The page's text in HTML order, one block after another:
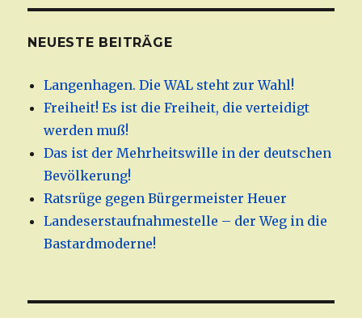
NEUESTE BEITRÄGE
Langenhagen. Die WAL steht zur Wahl!
Freiheit! Es ist die Freiheit, die verteidigt
werden muß!
Das ist der Mehrheitswille in der deutschen
Bevölkerung!
Ratsrüge gegen Bürgermeister Heuer
Landeserstaufnahmestelle – der Weg in die
Bastardmoderne!